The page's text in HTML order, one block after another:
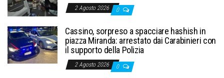
2 Agosto 2026 0
Cassino, sorpreso a spacciare hashish in
piazza Miranda: arrestato dai Carabinieri con
il supporto della Polizia
2 Agosto 2026 0